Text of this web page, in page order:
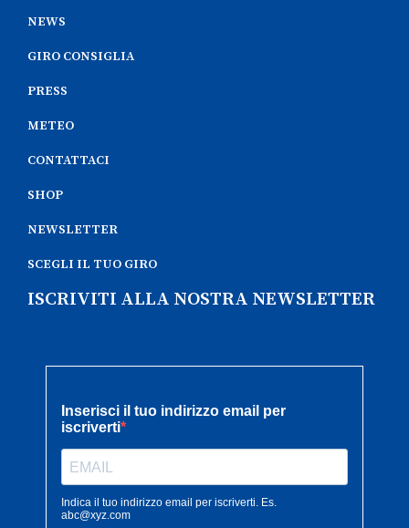
NEWS
GIRO CONSIGLIA
PRESS
METEO
CONTATTACI
SHOP
NEWSLETTER
SCEGLI IL TUO GIRO
ISCRIVITI ALLA NOSTRA NEWSLETTER